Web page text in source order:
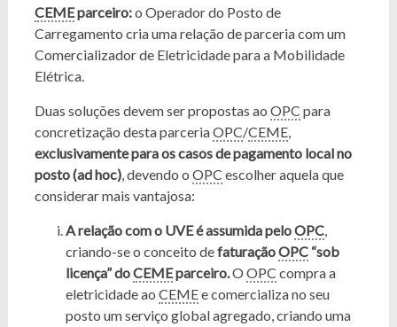
CEMEparceiro:o Operador do Posto de
Carregamento cria uma relação de parceria com um
Comercializador de Eletricidade para a Mobilidade
Elétrica.
Duas soluções devem ser propostas ao OPC para
concretização desta parceriaOPC/CEME,
exclusivamente para os casos de pagamento local no
posto (ad hoc), devendo o OPC escolher aquela que
considerar mais vantajosa:
A relação com o UVE é assumida peloOPC,
criando-se o conceito defaturaçãoOPC“sob
licença” doCEMEparceiro.O OPC compra a
eletricidade ao CEMEe comercializa no seu
posto um serviço global agregado, criando uma